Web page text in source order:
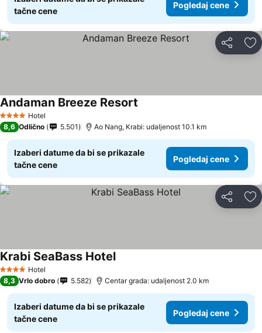
tačne cene
Pogledaj cene
Deli
4 ZvezdiceHotel
Andaman Breeze Resort
8,6 Odlično 5.501 Ao Nang, Krabi: udaljenost 10.1 km
Izaberi datume da bi se prikazale
tačne cene
Pogledaj cene
Deli
4 ZvezdiceHotel
Krabi SeaBass Hotel
8,3 Vrlo dobro 5.582 Centar grada: udaljenost 2.0 km
Izaberi datume da bi se prikazale
tačne cene
Pogledaj cene